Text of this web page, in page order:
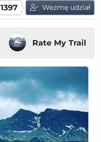
1397 Wezmę udział
Rate My Trail